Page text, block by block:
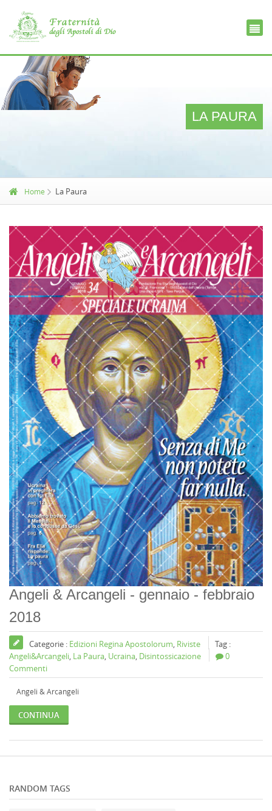
LA PAURA
Home La Paura
Angeli & Arcangeli - gennaio - febbraio
2018
Categorie : Edizioni Regina Apostolorum, Riviste
Tag :
Angeli&Arcangeli, La Paura, Ucraina, Disintossicazione
0
Commenti
Angeli & Arcangeli
CONTINUA
RANDOM TAGS